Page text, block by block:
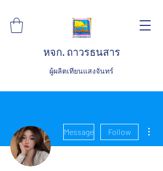
หจก. ถาวรธนสาร
ผู้ผลิตเทียนแสงจันทร์
Message Follow